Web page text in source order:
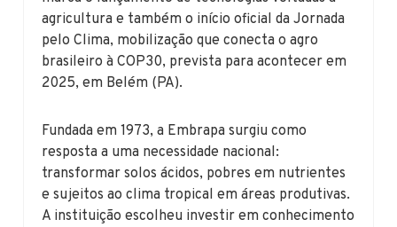
agricultura e também o início oficial da Jornada
pelo Clima, mobilização que conecta o agro
brasileiro à COP30, prevista para acontecer em
2025, em Belém (PA).
Fundada em 1973, a Embrapa surgiu como
resposta a uma necessidade nacional:
transformar solos ácidos, pobres em nutrientes
e sujeitos ao clima tropical em áreas produtivas.
A instituição escolheu investir em conhecimento